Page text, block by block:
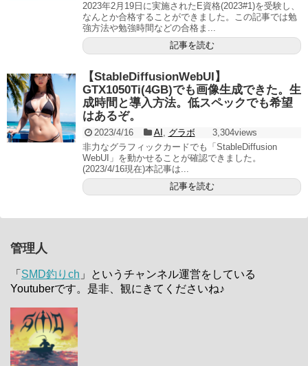
2023年2月19日に実施されたE資格(2023#1)を受験し、
なんとか合格することができました。この記事では勉
強方法や勉強時間などの合格ま...
記事を読む
【StableDiffusionWebUI】
GTX1050Ti(4GB)でも画像生成できた。生
成時間と導入方法。低スペックでも希望
はあるぞ。
2023/4/16 AI , グラボ
3,304views
非力なグラフィックカードでも「StableDiffusion
WebUI」を動かせることが確認できました。
(2023/4/16現在)本記事は...
記事を読む
管理人
「 SMD釣りch 」というチャンネル運営をしている
Youtuberです。是非、観にきてくださいね♪